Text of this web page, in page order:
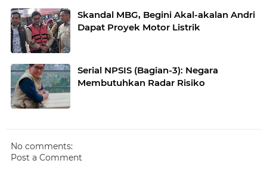
Skandal MBG, Begini Akal-akalan Andri
Dapat Proyek Motor Listrik
Serial NPSIS (Bagian-3): Negara
Membutuhkan Radar Risiko
No comments:
Post a Comment